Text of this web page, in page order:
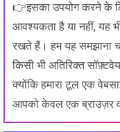
👉इसका उपयोग करने के
आवश्यकता है या नहीं, यह
रखते हैं। हम यह समझाना
किसी भी अतिरिक्त
क्योंकि हमारा टूल एक
आपको केवल एक ब्राउज़र